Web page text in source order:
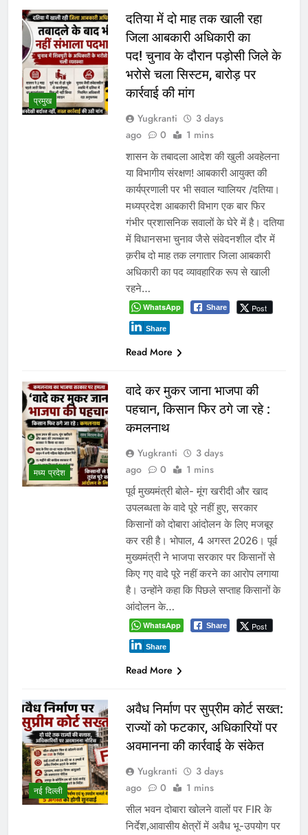
प्रमुख
दतिया में दो माह तक खाली रहा
जिला आबकारी अधिकारी का
पद! चुनाव के दौरान पड़ोसी जिले के
भरोसे चला सिस्टम, बारोड़ पर
कार्रवाई की मांग
Yugkranti
3 days
ago
0 1 mins
शासन के तबादला आदेश की खुली अवहेलना
या विभागीय संरक्षण! आबकारी आयुक्त की
कार्यप्रणाली पर भी सवाल ग्वालियर /दतिया।
मध्यप्रदेश आबकारी विभाग एक बार फिर
गंभीर प्रशासनिक सवालों के घेरे में है। दतिया
में विधानसभा चुनाव जैसे संवेदनशील दौर में
क़रीब दो माह तक लगातार जिला आबकारी
अधिकारी का पद व्यावहारिक रूप से खाली
रहने…
WhatsApp Share Post
Share
Read More
मध्य प्रदेश
वादे कर मुकर जाना भाजपा की
पहचान, किसान फिर ठगे जा रहे :
कमलनाथ
Yugkranti
3 days
ago
0 1 mins
पूर्व मुख्यमंत्री बोले- मूंग खरीदी और खाद
उपलब्धता के वादे पूरे नहीं हुए, सरकार
किसानों को दोबारा आंदोलन के लिए मजबूर
कर रही है। भोपाल, 4 अगस्त 2026। पूर्व
मुख्यमंत्री ने भाजपा सरकार पर किसानों से
किए गए वादे पूरे नहीं करने का आरोप लगाया
है। उन्होंने कहा कि पिछले सप्ताह किसानों के
आंदोलन के…
WhatsApp Share Post
Share
Read More
नई दिल्ली
अवैध निर्माण पर सुप्रीम कोर्ट सख्त:
राज्यों को फटकार, अधिकारियों पर
अवमानना की कार्रवाई के संकेत
Yugkranti
3 days
ago
0 1 mins
सील भवन दोबारा खोलने वालों पर FIR के
निर्देश,आवासीय क्षेत्रों में अवैध भू-उपयोग पर